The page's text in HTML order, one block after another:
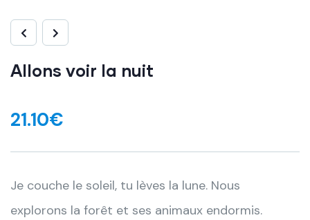
Allons voir la nuit
21.10€
Je couche le soleil, tu lèves la lune. Nous
explorons la forêt et ses animaux endormis.